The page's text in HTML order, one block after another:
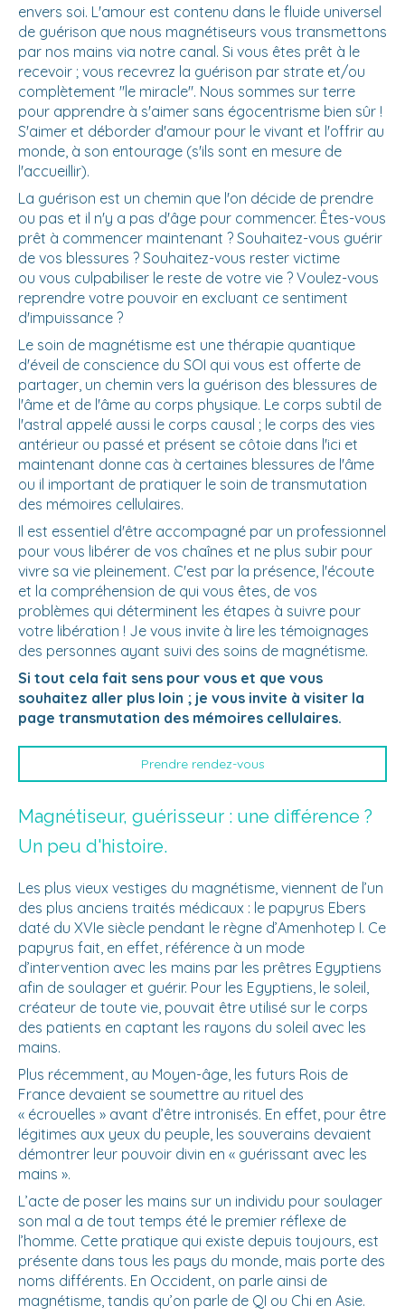
envers soi. L'amour est contenu dans le fluide universel
de guérison que nous magnétiseurs vous transmettons
par nos mains via notre canal. Si vous êtes prêt à le
recevoir ; vous recevrez la guérison par strate et/ou
complètement "le miracle". Nous sommes sur terre
pour apprendre à s'aimer sans égocentrisme bien sûr !
S'aimer et déborder d'amour pour le vivant et l'offrir au
monde, à son entourage (s'ils sont en mesure de
l'accueillir).
La guérison est un chemin que l'on décide de prendre
ou pas et il n'y a pas d'âge pour commencer. Êtes-vous
prêt à commencer maintenant ? Souhaitez-vous guérir
de vos blessures ? Souhaitez-vous rester victime
ou vous culpabiliser le reste de votre vie ? Voulez-vous
reprendre votre pouvoir en excluant ce sentiment
d'impuissance ?
Le soin de magnétisme est une thérapie quantique
d'éveil de conscience du SOI qui vous est offerte de
partager, un chemin vers la guérison des blessures de
l'âme et de l'âme au corps physique. Le corps subtil de
l'astral appelé aussi le corps causal ; le corps des vies
antérieur ou passé et présent se côtoie dans l'ici et
maintenant donne cas à certaines blessures de l'âme
ou il important de pratiquer le soin de transmutation
des mémoires cellulaires.
Il est essentiel d'être accompagné par un professionnel
pour vous libérer de vos chaînes et ne plus subir pour
vivre sa vie pleinement. C'est par la présence, l'écoute
et la compréhension de qui vous êtes, de vos
problèmes qui déterminent les étapes à suivre pour
votre libération ! Je vous invite à lire les témoignages
des personnes ayant suivi des soins de magnétisme.
Si tout cela fait sens pour vous et que vous
souhaitez aller plus loin ; je vous invite à visiter la
page transmutation des mémoires cellulaires.
Prendre rendez-vous
Magnétiseur, guérisseur : une différence ?
Un peu d'histoire.
Les plus vieux vestiges du magnétisme, viennent de l’un
des plus anciens traités médicaux : le papyrus Ebers
daté du XVIe siècle pendant le règne d’Amenhotep I. Ce
papyrus fait, en effet, référence à un mode
d’intervention avec les mains par les prêtres Egyptiens
afin de soulager et guérir. Pour les Egyptiens, le soleil,
créateur de toute vie, pouvait être utilisé sur le corps
des patients en captant les rayons du soleil avec les
mains.
Plus récemment, au Moyen-âge, les futurs Rois de
France devaient se soumettre au rituel des
« écrouelles » avant d’être intronisés. En effet, pour être
légitimes aux yeux du peuple, les souverains devaient
démontrer leur pouvoir divin en « guérissant avec les
mains ».
L’acte de poser les mains sur un individu pour soulager
son mal a de tout temps été le premier réflexe de
l’homme. Cette pratique qui existe depuis toujours, est
présente dans tous les pays du monde, mais porte des
noms différents. En Occident, on parle ainsi de
magnétisme, tandis qu’on parle de QI ou Chi en Asie.